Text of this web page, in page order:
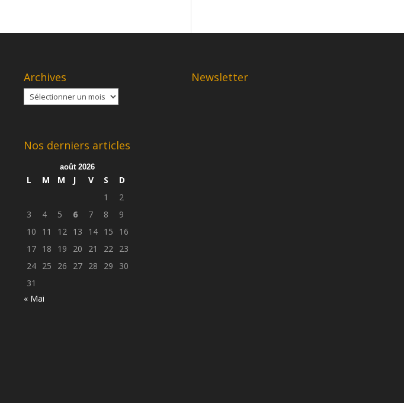
Archives
Archives
Nos derniers articles
août 2026
L M M J V S
D
1
2
3
4 5 6 7 8
9
10
11 12 13 14 15
16
17
18 19 20 21 22
23
24
25 26 27 28 29
30
31
« Mai
Newsletter